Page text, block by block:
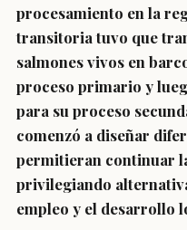
procesamiento en la
transitoria tuvo que
salmones vivos en
proceso primario y
para su proceso
comenzó a diseñar
permitieran continuar
privilegiando
empleo y el desarrollo